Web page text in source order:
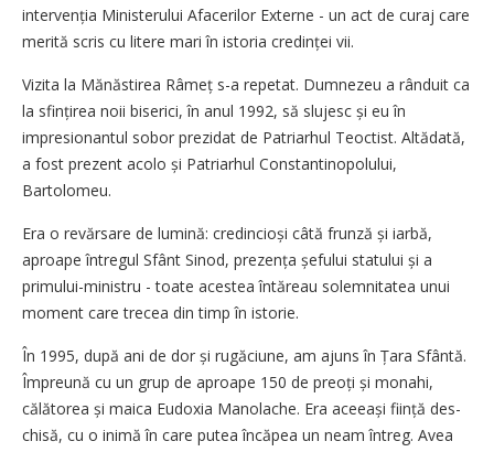
intervenția Ministerului Afacerilor Externe - un act de curaj care
merită scris cu litere mari în istoria credinței vii.
Vizita la Mănăstirea Râmeț s-a repetat. Dumnezeu a rânduit ca
la sfințirea noii biserici, în anul 1992, să slujesc și eu în
impresionantul sobor prezidat de Patriarhul Teoctist. Altădată,
a fost prezent acolo și Patriarhul Constantinopolului,
Bartolomeu.
Era o revărsare de lumină: credincioși câtă frunză și iarbă,
aproape întregul Sfânt Sinod, prezența șefului statului și a
primului-ministru - toate acestea întăreau solemnitatea unui
moment care trecea din timp în istorie.
În 1995, după ani de dor și rugăciune, am ajuns în Țara Sfântă.
Împreună cu un grup de aproape 150 de preoți și monahi,
călătorea și maica Eudoxia Manolache. Era aceeași ființă des­
chisă, cu o inimă în care putea încăpea un neam întreg. Avea